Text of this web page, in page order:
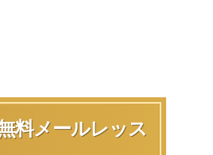
料メールレッス